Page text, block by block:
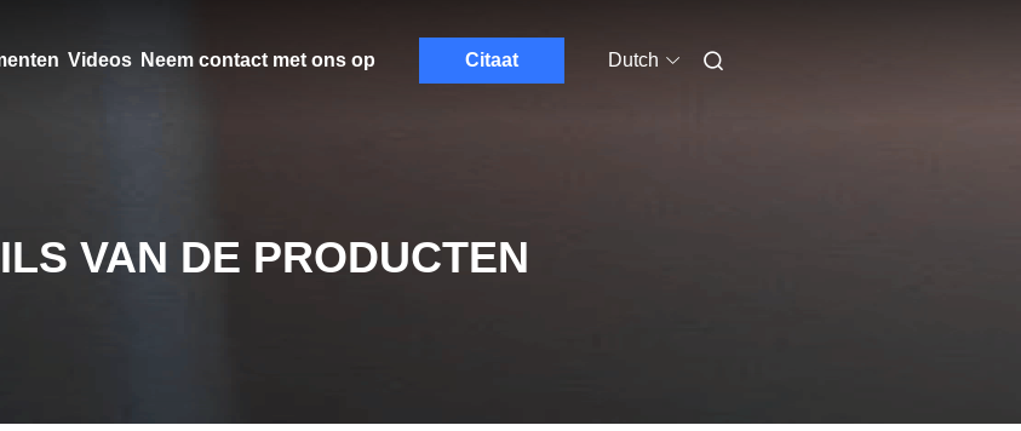
Videos Neem contact met ons op Citaat Dutch
VAN DE PRODUCTEN